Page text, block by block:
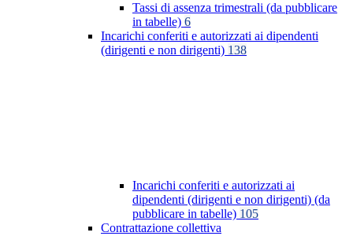
Tassi di assenza trimestrali (da pubblicare
in tabelle) 6
Incarichi conferiti e autorizzati ai dipendenti
(dirigenti e non dirigenti) 138
Incarichi conferiti e autorizzati ai
dipendenti (dirigenti e non dirigenti) (da
pubblicare in tabelle) 105
Contrattazione collettiva